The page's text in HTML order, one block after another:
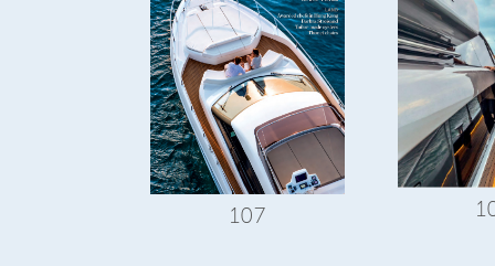
107